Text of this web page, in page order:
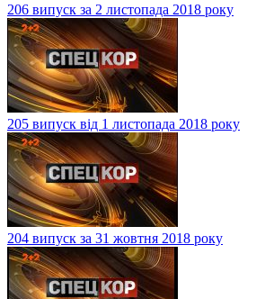
206 випуск за 2 листопада 2018 року
205 випуск від 1 листопада 2018 року
204 випуск за 31 жовтня 2018 року